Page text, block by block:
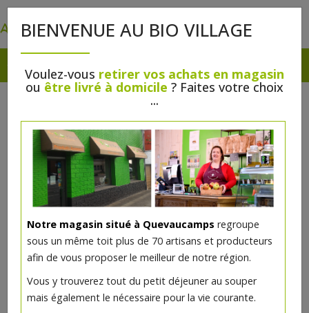
BIENVENUE AU BIO VILLAGE
Voulez-vous retirer vos achats en magasin
ou être livré à domicile ? Faites votre choix
...
Notre magasin situé à Quevaucamps regroupe
sous un même toit plus de 70 artisans et producteurs
afin de vous proposer le meilleur de notre région.
Vous y trouverez tout du petit déjeuner au souper
mais également le nécessaire pour la vie courante.
Mirin 250ml bio
11.33€/pc